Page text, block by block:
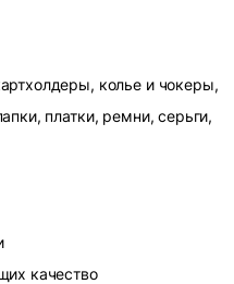
колье и чокеры,
платки, ремни, серьги,
качество